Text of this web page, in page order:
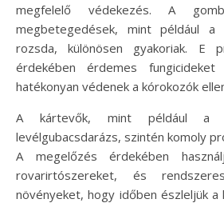
megfelelő védekezés. A
megbetegedések, mint például
rozsda, különösen gyakoriak. E
érdekében érdemes fungicideket
hatékonyan védenek a kórokozók
A kártevők, mint például a
levélgubacsdarázs, szintén komoly
A megelőzés érdekében
rovarirtószereket, és
növényeket, hogy időben észleljük